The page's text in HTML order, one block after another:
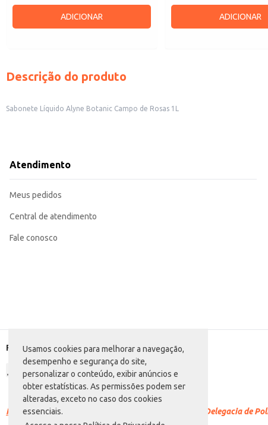
Usamos cookies para melhorar a navegação,
desempenho e segurança do site,
personalizar o conteúdo, exibir anúncios e
obter estatísticas. As permissões podem ser
alteradas, exceto no caso dos cookies
essenciais.
ADICIONAR ADICIONAR
Descrição do produto
Sabonete Líquido Alyne Botanic Campo de Rosas 1L
Atendimento
Meus pedidos
Central de atendimento
Fale conosco
Formas de pagamento
Racismo é crime. Denuncie. Disque 100 ou procure a Delegacia de